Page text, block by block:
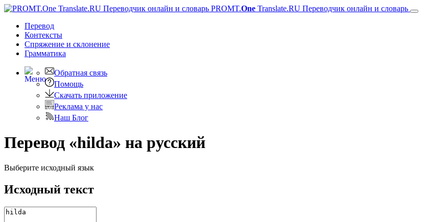
PROMT.One Translate.RU Переводчик онлайн и словарь
Перевод
Контексты
Спряжение и склонение
Грамматика
Обратная связь
Помощь
Скачать приложение
Реклама у нас
Наш Блог
Перевод «hilda» на русский
Выберите исходный язык
Исходный текст